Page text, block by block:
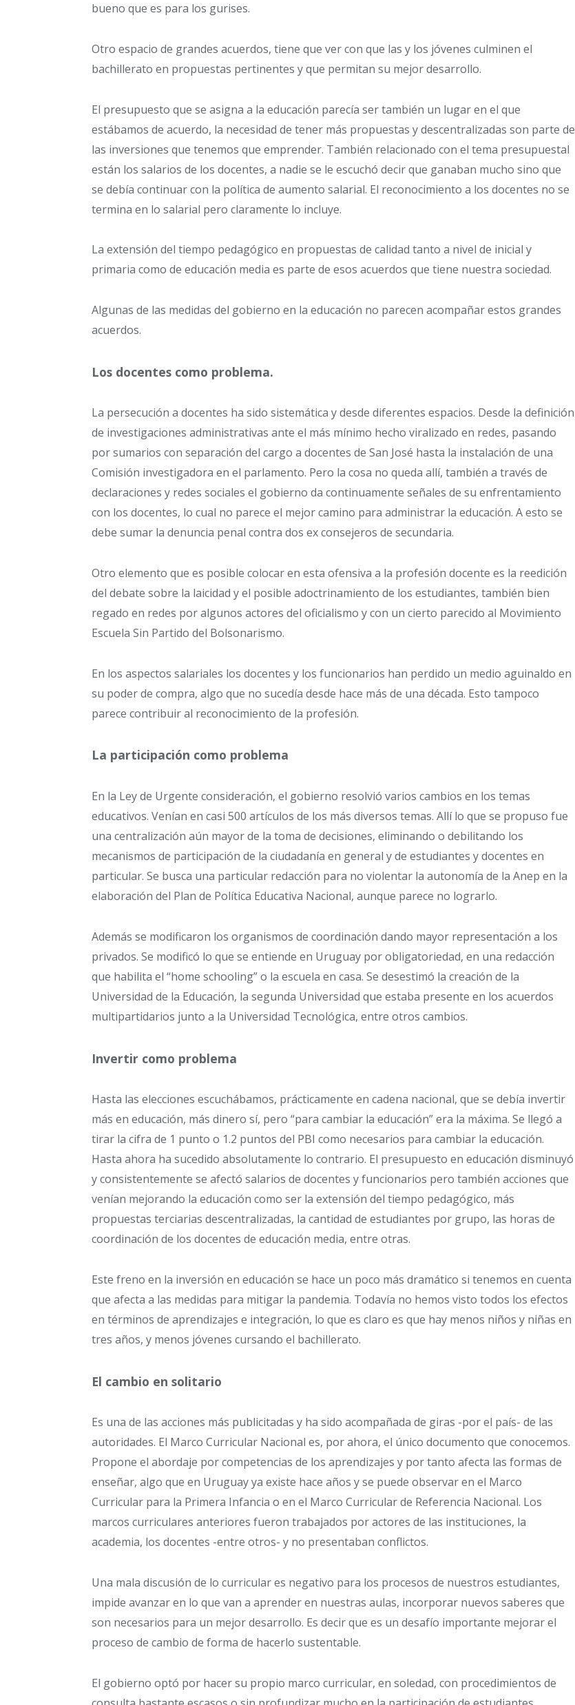
bueno que es para los gurises.
Otro espacio de grandes acuerdos, tiene que ver con que las y los jóvenes culminen el
bachillerato en propuestas pertinentes y que permitan su mejor desarrollo.
El presupuesto que se asigna a la educación parecía ser también un lugar en el que
estábamos de acuerdo, la necesidad de tener más propuestas y descentralizadas son parte de
las inversiones que tenemos que emprender. También relacionado con el tema presupuestal
están los salarios de los docentes, a nadie se le escuchó decir que ganaban mucho sino que
se debía continuar con la política de aumento salarial. El reconocimiento a los docentes no se
termina en lo salarial pero claramente lo incluye.
La extensión del tiempo pedagógico en propuestas de calidad tanto a nivel de inicial y
primaria como de educación media es parte de esos acuerdos que tiene nuestra sociedad.
Algunas de las medidas del gobierno en la educación no parecen acompañar estos grandes
acuerdos.
Los docentes como problema.
La persecución a docentes ha sido sistemática y desde diferentes espacios. Desde la definición
de investigaciones administrativas ante el más mínimo hecho viralizado en redes, pasando
por sumarios con separación del cargo a docentes de San José hasta la instalación de una
Comisión investigadora en el parlamento. Pero la cosa no queda allí, también a través de
declaraciones y redes sociales el gobierno da continuamente señales de su enfrentamiento
con los docentes, lo cual no parece el mejor camino para administrar la educación. A esto se
debe sumar la denuncia penal contra dos ex consejeros de secundaria.
Otro elemento que es posible colocar en esta ofensiva a la profesión docente es la reedición
del debate sobre la laicidad y el posible adoctrinamiento de los estudiantes, también bien
regado en redes por algunos actores del oficialismo y con un cierto parecido al Movimiento
Escuela Sin Partido del Bolsonarismo.
En los aspectos salariales los docentes y los funcionarios han perdido un medio aguinaldo en
su poder de compra, algo que no sucedía desde hace más de una década. Esto tampoco
parece contribuir al reconocimiento de la profesión.
La participación como problema
En la Ley de Urgente consideración, el gobierno resolvió varios cambios en los temas
educativos. Venían en casi 500 artículos de los más diversos temas. Allí lo que se propuso fue
una centralización aún mayor de la toma de decisiones, eliminando o debilitando los
mecanismos de participación de la ciudadanía en general y de estudiantes y docentes en
particular. Se busca una particular redacción para no violentar la autonomía de la Anep en la
elaboración del Plan de Política Educativa Nacional, aunque parece no lograrlo.
Además se modificaron los organismos de coordinación dando mayor representación a los
privados. Se modificó lo que se entiende en Uruguay por obligatoriedad, en una redacción
que habilita el “home schooling” o la escuela en casa. Se desestimó la creación de la
Universidad de la Educación, la segunda Universidad que estaba presente en los acuerdos
multipartidarios junto a la Universidad Tecnológica, entre otros cambios.
Invertir como problema
Hasta las elecciones escuchábamos, prácticamente en cadena nacional, que se debía invertir
más en educación, más dinero sí, pero “para cambiar la educación” era la máxima. Se llegó a
tirar la cifra de 1 punto o 1.2 puntos del PBI como necesarios para cambiar la educación.
Hasta ahora ha sucedido absolutamente lo contrario. El presupuesto en educación disminuyó
y consistentemente se afectó salarios de docentes y funcionarios pero también acciones que
venían mejorando la educación como ser la extensión del tiempo pedagógico, más
propuestas terciarias descentralizadas, la cantidad de estudiantes por grupo, las horas de
coordinación de los docentes de educación media, entre otras.
Este freno en la inversión en educación se hace un poco más dramático si tenemos en cuenta
que afecta a las medidas para mitigar la pandemia. Todavía no hemos visto todos los efectos
en términos de aprendizajes e integración, lo que es claro es que hay menos niños y niñas en
tres años, y menos jóvenes cursando el bachillerato.
El cambio en solitario
Es una de las acciones más publicitadas y ha sido acompañada de giras -por el país- de las
autoridades. El Marco Curricular Nacional es, por ahora, el único documento que conocemos.
Propone el abordaje por competencias de los aprendizajes y por tanto afecta las formas de
enseñar, algo que en Uruguay ya existe hace años y se puede observar en el Marco
Curricular para la Primera Infancia o en el Marco Curricular de Referencia Nacional. Los
marcos curriculares anteriores fueron trabajados por actores de las instituciones, la
academia, los docentes -entre otros- y no presentaban conflictos.
Una mala discusión de lo curricular es negativo para los procesos de nuestros estudiantes,
impide avanzar en lo que van a aprender en nuestras aulas, incorporar nuevos saberes que
son necesarios para un mejor desarrollo. Es decir que es un desafío importante mejorar el
proceso de cambio de forma de hacerlo sustentable.
El gobierno optó por hacer su propio marco curricular, en soledad, con procedimientos de